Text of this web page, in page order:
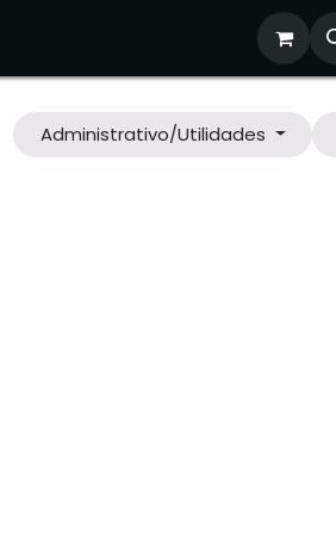
Tienda Blog
Administrativo/Utilidades